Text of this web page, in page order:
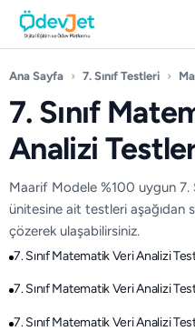
Ana Sayfa › 7. Sınıf Testleri ›
7. Sınıf
Analizi
Maarif Modele %100 uygun 7.
ünitesine ait testleri aşağıdan
çözerek ulaşabilirsiniz.
7. Sınıf Matematik Veri Analizi
7. Sınıf Matematik Veri Analizi
7. Sınıf Matematik Veri Analizi